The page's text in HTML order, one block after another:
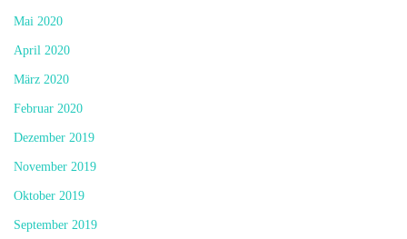
Mai 2020
April 2020
März 2020
Februar 2020
Dezember 2019
November 2019
Oktober 2019
September 2019